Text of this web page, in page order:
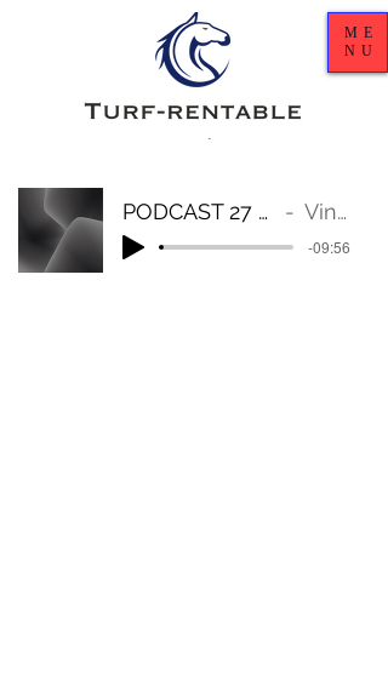
ME
NU
PODCAST 27 JUILLET Vincent
-09:56